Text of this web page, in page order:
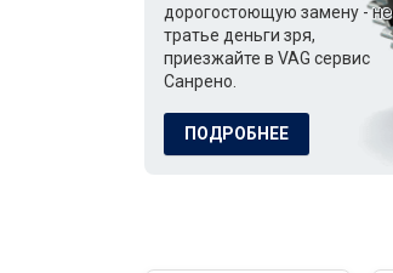
дорогостоющую замену - не
тратье деньги зря,
приезжайте в VAG сервис
Санрено.
ПОДРОБНЕЕ